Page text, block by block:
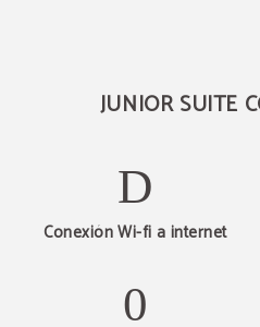
JUNIOR SUITE
Conexión Wi-fi a internet